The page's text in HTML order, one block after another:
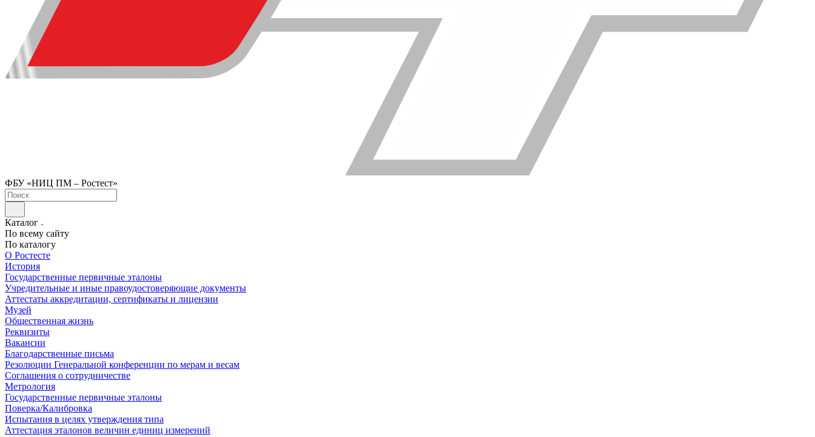
ФБУ «НИЦ ПМ – Ростест»
Каталог
По всему сайту
По каталогу
О Ростесте
История
Государственные первичные эталоны
Учредительные и иные правоудостоверяющие документы
Аттестаты аккредитации, сертификаты и лицензии
Музей
Общественная жизнь
Реквизиты
Вакансии
Благодарственные письма
Резолюции Генеральной конференции по мерам и весам
Соглашения о сотрудничестве
Метрология
Государственные первичные эталоны
Поверка/Калибровка
Испытания в целях утверждения типа
Аттестация эталонов величин единиц измерений